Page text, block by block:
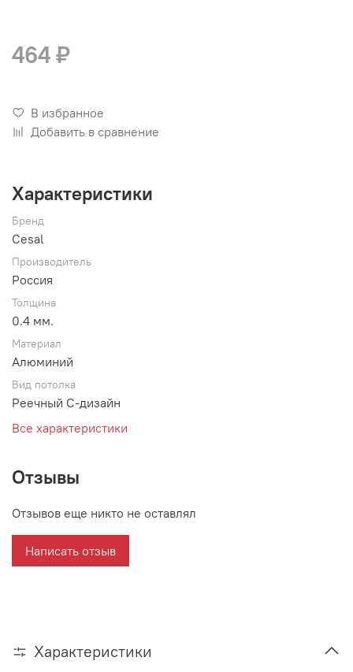
464 ₽
В избранное
Добавить в сравнение
Характеристики
Бренд
Cesal
Производитель
Россия
Толщина
0.4 мм.
Материал
Алюминий
Вид потолка
Реечный С-дизайн
Все характеристики
Отзывы
Отзывов еще никто не оставлял
Написать отзыв
Характеристики